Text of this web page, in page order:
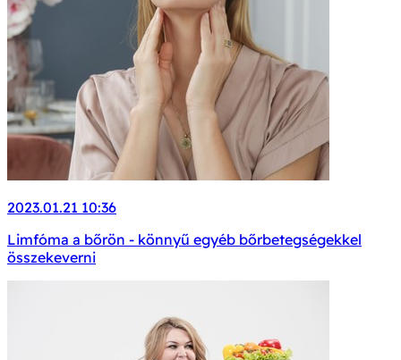
2023.01.21 10:36
Limfóma a bőrön - könnyű egyéb bőrbetegségekkel
összekeverni